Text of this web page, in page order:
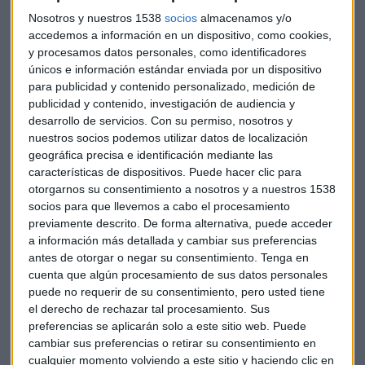
Nosotros y nuestros 1538 socios almacenamos y/o
accedemos a información en un dispositivo, como cookies,
y procesamos datos personales, como identificadores
únicos e información estándar enviada por un dispositivo
para publicidad y contenido personalizado, medición de
publicidad y contenido, investigación de audiencia y
desarrollo de servicios. Con su permiso, nosotros y
nuestros socios podemos utilizar datos de localización
geográfica precisa e identificación mediante las
características de dispositivos. Puede hacer clic para
otorgarnos su consentimiento a nosotros y a nuestros 1538
socios para que llevemos a cabo el procesamiento
previamente descrito. De forma alternativa, puede acceder
a información más detallada y cambiar sus preferencias
antes de otorgar o negar su consentimiento. Tenga en
cuenta que algún procesamiento de sus datos personales
puede no requerir de su consentimiento, pero usted tiene
el derecho de rechazar tal procesamiento. Sus
preferencias se aplicarán solo a este sitio web. Puede
cambiar sus preferencias o retirar su consentimiento en
cualquier momento volviendo a este sitio y haciendo clic en
glucosa en casa
Permite que los pacientesdetecten los niveles altos o
bajos de glucosa en la sangre.
Permite confirmar de inmediato lahipoglucemia o
hiperglucemiaaguda.
Latecnologíafacilita la educación del paciente sobre la
diabetes y su control al dar a los pacientes más
responsabilidades de autocuidados.
Motivay educa a los pacientes a tener autocontrol sobre
su salud.Se entiende que es mejor contar con un medidor
de glucosa en casa y no tener la necesidad de salir y
arriesgarse tanto, sobretodo en este tiempo de
aislamientos.
Nota importante- la Organización Mundial de la Salud
(OMS) recomienda que para la toma de muestras de
sangre con los glucómetros de casa, se utilicen los dedos
medio o anular para las pruebas de glucosa en sangre